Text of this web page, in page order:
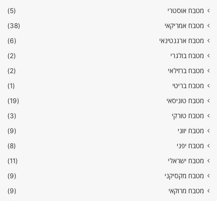
מטבח אוסטרי
(5)
מטבח אמריקאי
(38)
מטבח ארגנטינאי
(6)
מטבח בולגרי
(2)
מטבח ברזילאי
(2)
מטבח בריטי
(1)
מטבח טוניסאי
(19)
מטבח טורקי
(3)
מטבח יווני
(9)
מטבח יפני
(8)
מטבח ישראלי
(11)
מטבח מקסיקני
(9)
מטבח מרוקאי
(9)